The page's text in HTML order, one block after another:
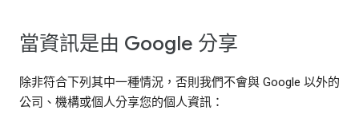
當資訊是由 Google 分享
除非符合下列其中一種情況，否則我們不會與 Google 以外的
公司、機構或個人分享您的個人資訊：